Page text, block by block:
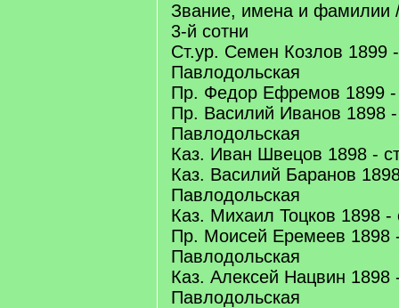
Звание, имена и фамилии /
3-й сотни
Ст.ур. Семен Козлов 1899 -
Павлодольская
Пр. Федор Ефремов 1899 -
Пр. Василий Иванов 1898 -
Павлодольская
Каз. Иван Швецов 1898 -
Каз. Василий Баранов
Павлодольская
Каз. Михаил Тоцков 1898 -
Пр. Моисей Еремеев 1898
Павлодольская
Каз. Алексей Нацвин 1898
Павлодольская